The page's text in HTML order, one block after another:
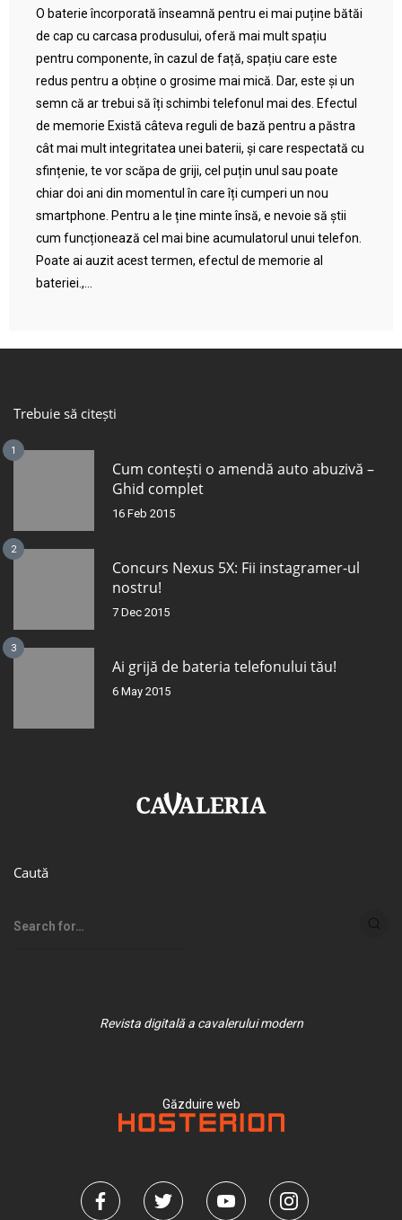
O baterie încorporată înseamnă pentru ei mai puține bătăi
de cap cu carcasa produsului, oferă mai mult spațiu
pentru componente, în cazul de față, spațiu care este
redus pentru a obține o grosime mai mică. Dar, este și un
semn că ar trebui să îți schimbi telefonul mai des. Efectul
de memorie Există câteva reguli de bază pentru a păstra
cât mai mult integritatea unei baterii, și care respectată cu
sfințenie, te vor scăpa de griji, cel puțin unul sau poate
chiar doi ani din momentul în care îți cumperi un nou
smartphone. Pentru a le ține minte însă, e nevoie să știi
cum funcționează cel mai bine acumulatorul unui telefon.
Poate ai auzit acest termen, efectul de memorie al
bateriei.,...
Trebuie să citești
1
Cum contești o amendă auto abuzivă –
Ghid complet
16 Feb 2015
2
Concurs Nexus 5X: Fii instagramer-ul
nostru!
7 Dec 2015
3
Ai grijă de bateria telefonului tău!
6 May 2015
Caută
Revista digitală a cavalerului modern
Găzduire web